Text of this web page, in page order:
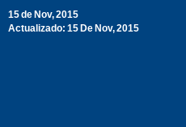
15 de Nov, 2015
Actualizado: 15 De Nov, 2015